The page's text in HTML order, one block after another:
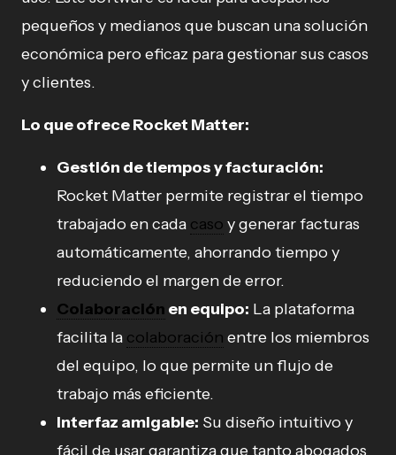
pequeños y medianos que buscan una solución
económica pero eficaz para gestionar sus casos
y clientes.
Lo que ofrece Rocket Matter:
Gestión de tiempos y facturación:
Rocket Matter permite registrar el tiempo
trabajado en cada caso y generar facturas
automáticamente, ahorrando tiempo y
reduciendo el margen de error.
Colaboración en equipo: La plataforma
facilita la colaboración entre los miembros
del equipo, lo que permite un flujo de
trabajo más eficiente.
Interfaz amigable: Su diseño intuitivo y
fácil de usar garantiza que tanto abogados